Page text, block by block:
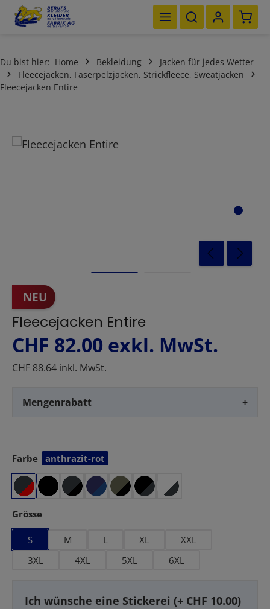
Zum Hauptinhalt springen
Du bist hier: Home Bekleidung
Jacken für jedes Wetter
Fleecejacken, Faserpelzjacken, Strickfleece, Sweatjacken
Fleecejacken Entire
Bildergalerie überspringen
NEU
Fleecejacken Entire
CHF 82.00 exkl. MwSt.
CHF 88.64 inkl. MwSt.
Mengenrabatt +
Farbe
auswählenanthrazit-rot
Grösse
S M L XL
XXL
3XL
4XL 5XL 6XL
Ich wünsche eine Stickerei (+ CHF 10.00)